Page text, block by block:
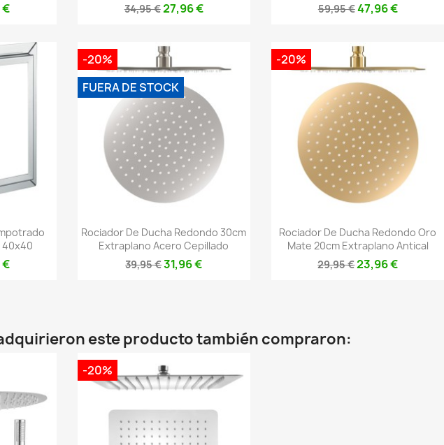
€
34,95 €27,96 €
59,95 €47,96 €
40x40
€
 Vista rápida
Rociador De Ducha Redondo 30cm
Extraplano Acero Cepillado
39,95 €31,96 €
-20%
FUERA DE STOCK
Vista rápida
Rociador De Ducha Redondo Oro
Mate 20cm Extraplano Antical
29,95 €23,96 €
-20%
este producto también compraron:
-20%